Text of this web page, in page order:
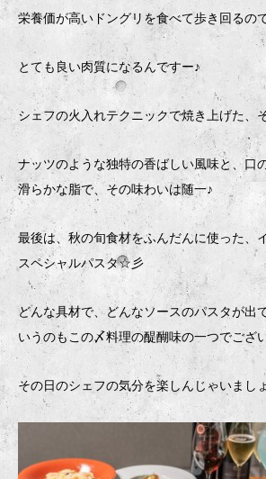
栄養価が高いドングリを食べて歩き回るので
とても良い肉質になるんですー♪
シェフの火入れテクニックで焼き上げた、
ナッツのような独特の香ばしい風味と、口
滑らかな脂で、その味わいは随一♪
最後は、秋の旬食材をふんだんに使った、
スペシャルパスタ☆彡
どんな具材で、どんなソースのパスタが出
いうのもこの〆料理の醍醐味の一つでござ
その日のシェフの気分を楽しんじゃいまし